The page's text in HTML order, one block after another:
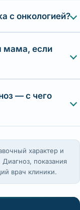
с онкологией?
мама, если
— с чего
характер и
показания
врач клиники.